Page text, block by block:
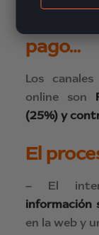
pago…
Los
online son
(25%) y
El
– El
información
en la web y